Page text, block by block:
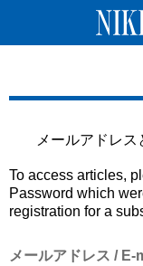
メールアドレ
To access articles,
Password which
registration for a
メールアドレス / E-